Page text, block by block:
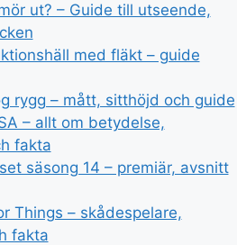
ut? – Guide till utseende,
med fläkt – guide
rygg – mått, sitthöjd och guide
– allt om betydelse,
fakta
säsong 14 – premiär, avsnitt
Things – skådespelare,
fakta